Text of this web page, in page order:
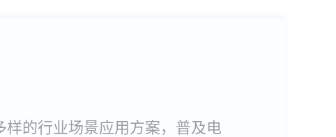
的行业场景应用方案，普及电